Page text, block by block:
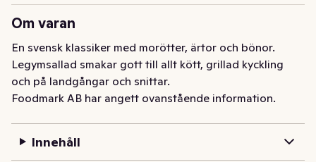
Om varan
En svensk klassiker med morötter, ärtor och bönor.
Legymsallad smakar gott till allt kött, grillad kyckling
och på landgångar och snittar.
Foodmark AB har angett ovanstående information.
Innehåll